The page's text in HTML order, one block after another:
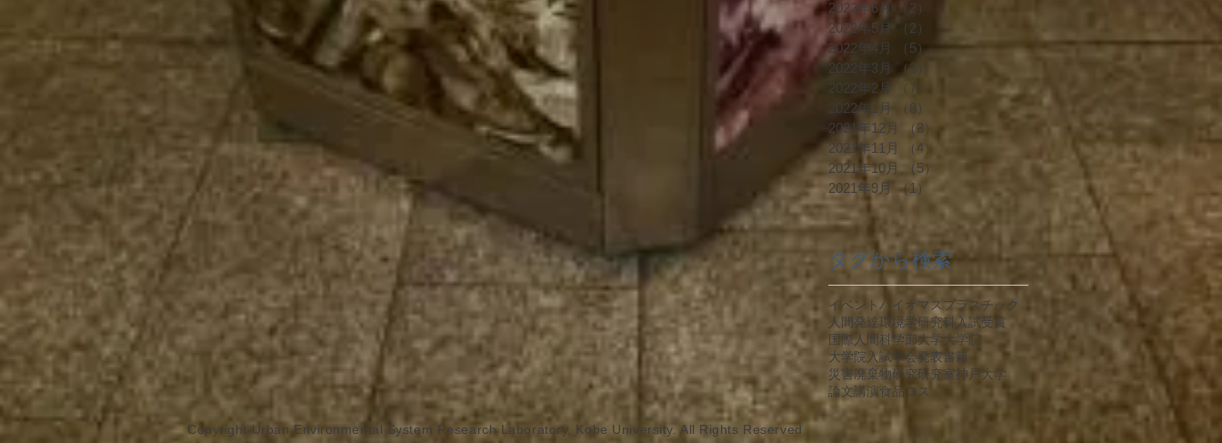
2022年6月
（2）
2022年5月
（2）
2022年4月
（5）
5件の記事
2022年3月
（2）
2022年2月
（7）
2022年1月
（8）
2021年12月
（3）
2021年11月
（4）
2021年10月
（5）
2021年9月 （1）
タグから検索
イベント バイオマス プラスチック
人間発達環境学研究科入試受賞
国際人間科学部 大学大学院
大学院入試学会発表書籍
災害廃棄物研究研究室神戸大学
論文講演食品ロス
Copyright Urban Environmental System Research Laboratory, Kobe University. All Rights Reserved.